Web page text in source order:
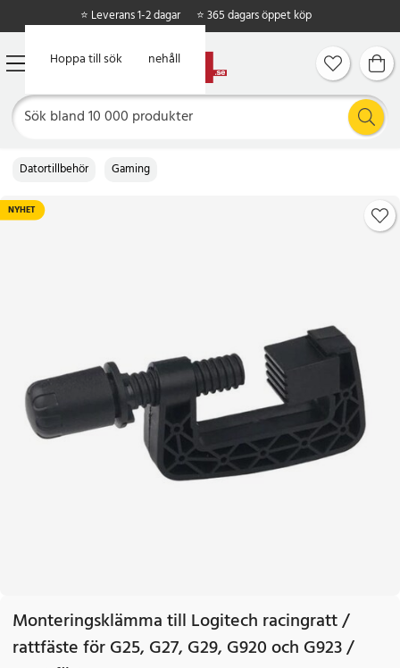
Hoppa till huvudinnehåll
Hoppa till sök
⭐ Leverans 1-2 dagar ⭐ 365 dagars öppet köp
Datortillbehör Gaming
NYHET
Monteringsklämma till Logitech racingratt /
rattfäste för G25, G27, G29, G920 och G923 /